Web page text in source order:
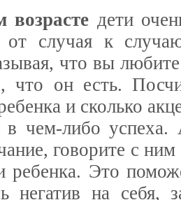
возрасте дети
от случая к
что вы
что он есть.
и сколько
в чем-либо
говорите с
ребенка. Это
негатив на себя,